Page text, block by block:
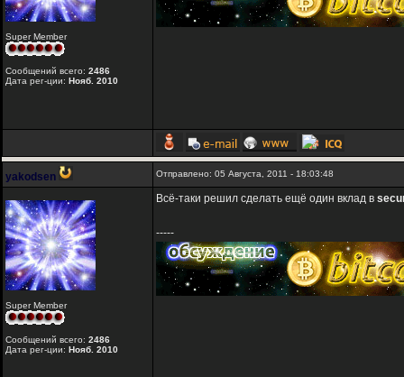
Super Member
Сообщений всего: 2486
Дата рег-ции: Нояб. 2010
yakodsen Отправлено: 05 Августа, 2011 - 18:03:48
Super Member
Сообщений всего: 2486
Дата рег-ции: Нояб. 2010
Всё-таки решил сделать ещё один вклад в
-----